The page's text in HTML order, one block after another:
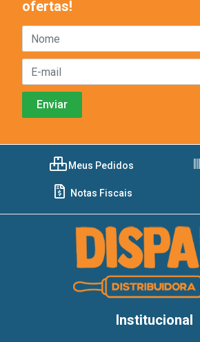
ofertas!
Meus Pedidos
Notas Fiscais
Institucional